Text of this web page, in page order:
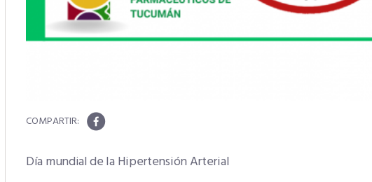
Día mundial de la Hipertensión Arterial